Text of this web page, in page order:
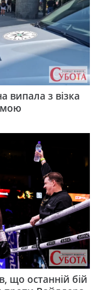
випала з візка
що останній бій